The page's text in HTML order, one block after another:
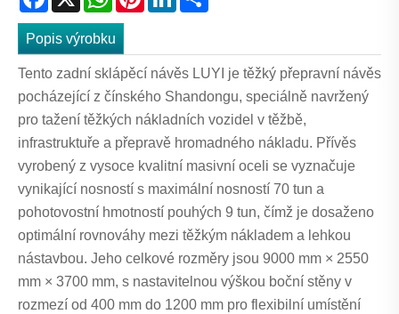
Popis výrobku
Tento zadní sklápěcí návěs LUYI je těžký přepravní návěs
pocházející z čínského Shandongu, speciálně navržený
pro tažení těžkých nákladních vozidel v těžbě,
infrastruktuře a přepravě hromadného nákladu. Přívěs
vyrobený z vysoce kvalitní masivní oceli se vyznačuje
vynikající nosností s maximální nosností 70 tun a
pohotovostní hmotností pouhých 9 tun, čímž je dosaženo
optimální rovnováhy mezi těžkým nákladem a lehkou
nástavbou. Jeho celkové rozměry jsou 9000 mm × 2550
mm × 3700 mm, s nastavitelnou výškou boční stěny v
rozmezí od 400 mm do 1200 mm pro flexibilní umístění